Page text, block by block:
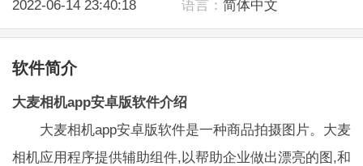
2022-06-14 23:40:18
语言： 简体中文
软件简介
大麦相机app安卓版软件介绍
大麦相机app安卓版软件是一种商品拍摄图片。大麦
相机应用程序提供辅助组件,以帮助企业做出漂亮的图,和